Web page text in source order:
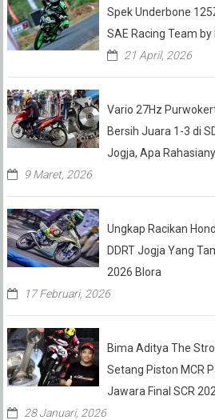
Spek Underbone
SAE Racing Team
21 April, 2026
Vario 27Hz
Bersih Juara 1-3 di
Jogja, Apa
9 Maret, 2026
Ungkap Racikan
DDRT Jogja Yang
2026 Blora
17 Februari, 2026
Bima Aditya The
Setang Piston MCR
Jawara Final SCR
28 Januari, 2026